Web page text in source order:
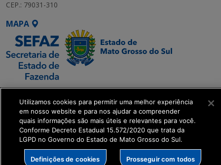
CEP.: 79031-310
MAPA
SETDIG | Secretaria-
Executiva de
Transformação Digital
get_footer();
Utilizamos cookies para permitir uma melhor experiência
em nosso website e para nos ajudar a compreender
quais informações são mais úteis e relevantes para você.
Conforme Decreto Estadual 15.572/2020 que trata da
LGPD no Governo do Estado de Mato Grosso do Sul.
Definições de cookies Prosseguir com todos